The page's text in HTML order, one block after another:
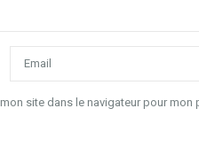
site dans le navigateur pour mon